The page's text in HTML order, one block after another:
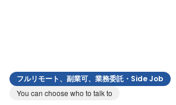
フルリモート、副業可、業務委託・Side Job
You can choose who to talk to